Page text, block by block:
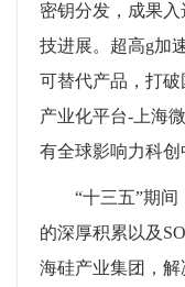
密钥分发，成果
技进展。超高g加
可替代产品，打
产业化平台- 上海
有全球影响力科创
“十三五”期间
的深厚积累以及
海硅产业集团，